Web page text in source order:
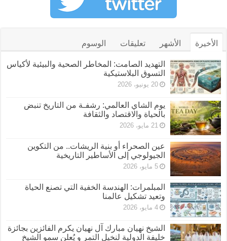
الأخيرة الأشهر تعليقات الوسوم
التهديد الصامت: المخاطر الصحية والبيئية لأكياس
التسوق البلاستيكية
20 يونيو، 2026
يوم الشاي العالمي: رشفـة من التاريخ تنبض
بالحياة والاقتصاد والثقافة
21 مايو، 2026
عين الصحراء أو بنية الريشات.. من التكوين
الجيولوجي إلى الأساطير التاريخية
5 مايو، 2026
المبلمرات: الهندسة الخفية التي تصنع الحياة
وتعيد تشكيل عالمنا
4 مايو، 2026
الشيخ نهيان مبارك آل نهيان يكرم الفائزين بجائزة
خليفة الدولية لنخيل التمر و يُعلن سمو الشيخ